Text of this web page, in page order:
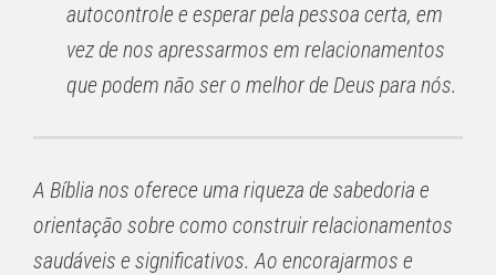
autocontrole e esperar pela pessoa certa, em
vez de nos apressarmos em relacionamentos
que podem não ser o melhor de Deus para nós.
A Bíblia nos oferece uma riqueza de sabedoria e
orientação sobre como construir relacionamentos
saudáveis ​​e significativos. Ao encorajarmos e